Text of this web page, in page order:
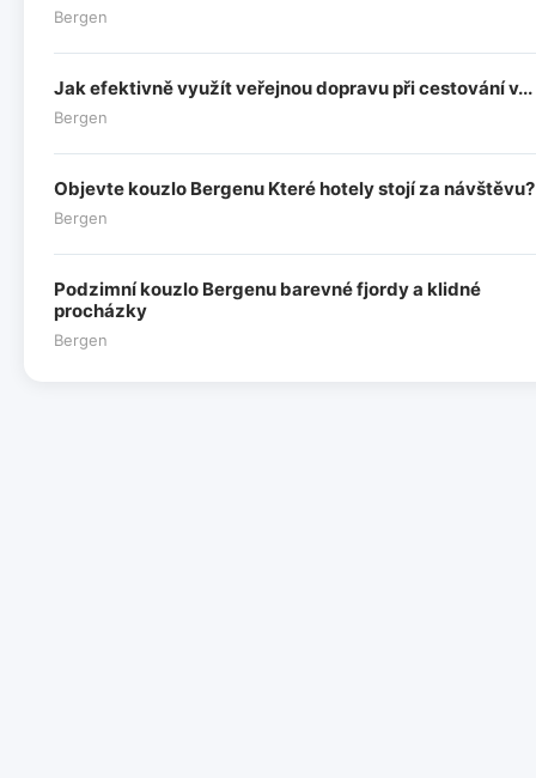
Bergen
Jak efektivně využít veřejnou dopravu při cestování v...
Bergen
Objevte kouzlo Bergenu Které hotely stojí za návštěvu?
Bergen
Podzimní kouzlo Bergenu barevné fjordy a klidné
procházky
Bergen